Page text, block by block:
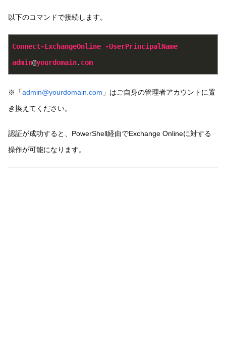
以下のコマンドで接続します。
Connect-ExchangeOnline
-UserPrincipalName
admin@yourdomain. com
※「admin@yourdomain.com 」はご自身の管理者アカウントに置
き換えてください。
認証が成功すると、PowerShell経由でExchange Onlineに対する
操作が可能になります。